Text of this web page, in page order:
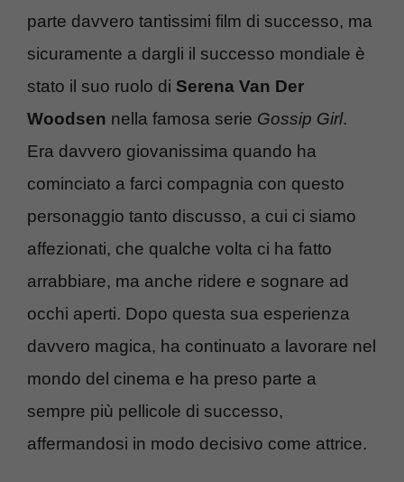
parte davvero tantissimi film di successo, ma
sicuramente a dargli il successo mondiale è
stato il suo ruolo di Serena Van Der
Woodsen nella famosa serie Gossip Girl.
Era davvero giovanissima quando ha
cominciato a farci compagnia con questo
personaggio tanto discusso, a cui ci siamo
affezionati, che qualche volta ci ha fatto
arrabbiare, ma anche ridere e sognare ad
occhi aperti. Dopo questa sua esperienza
davvero magica, ha continuato a lavorare nel
mondo del cinema e ha preso parte a
sempre più pellicole di successo,
affermandosi in modo decisivo come attrice.